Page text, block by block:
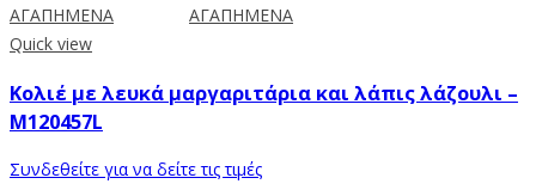
ΑΓΑΠΗΜΕΝΑ
ΑΓΑΠΗΜΕΝΑ
Quick view
Κολιέ με λευκά μαργαριτάρια και λάπις λάζουλι –
M120457L
Συνδεθείτε για να δείτε τις τιμές